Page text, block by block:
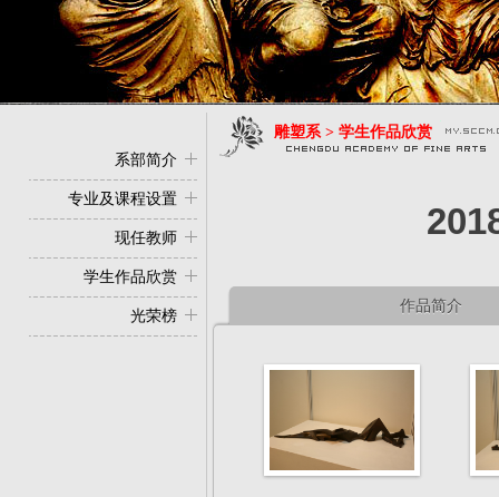
系部简介
专业及课程设置
现任教师
学生作品欣赏
光荣榜
雕塑系 > 学生作品欣赏
作品简介